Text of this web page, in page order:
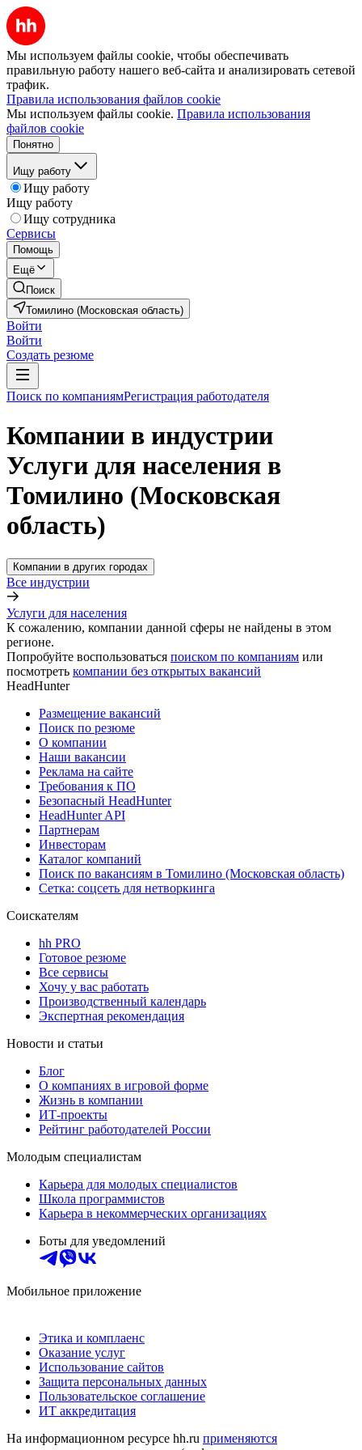
Мы используем файлы cookie, чтобы обеспечивать
правильную работу нашего веб-сайта и анализировать сетевой
трафик.
Правила использования файлов cookie
Мы используем файлы cookie. Правила использования
файлов cookie
Понятно
Ищу работу
Ищу работу
Ищу работу
Ищу сотрудника
Сервисы
Помощь
Ещё
Поиск
Томилино (Московская область)
Войти
Войти
Создать резюме
Поиск по компаниямРегистрация работодателя
Компании в индустрии
Услуги для населения в
Томилино (Московская
область)
Компании в других городах
Все индустрии
Услуги для населения
К сожалению, компании данной сферы не найдены в этом
регионе.
Попробуйте воспользоваться поиском по компаниям или
посмотреть компании без открытых вакансий
HeadHunter
Размещение вакансий
Поиск по резюме
О компании
Наши вакансии
Реклама на сайте
Требования к ПО
Безопасный HeadHunter
HeadHunter API
Партнерам
Инвесторам
Каталог компаний
Поиск по вакансиям в Томилино (Московская область)
Сетка: соцсеть для нетворкинга
Соискателям
hh PRO
Готовое резюме
Все сервисы
Хочу у вас работать
Производственный календарь
Экспертная рекомендация
Новости и статьи
Блог
О компаниях в игровой форме
Жизнь в компании
ИТ-проекты
Рейтинг работодателей России
Молодым специалистам
Карьера для молодых специалистов
Школа программистов
Карьера в некоммерческих организациях
Боты для уведомлений
Мобильное приложение
Этика и комплаенс
Оказание услуг
Использование сайтов
Защита персональных данных
Пользовательское соглашение
ИТ аккредитация
На информационном ресурсе hh.ru применяются